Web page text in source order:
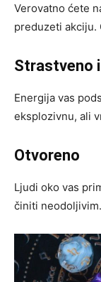
Verovatno ćete
preduzeti akciju.
Strastveno
Energija vas
eksplozivnu, ali
Otvoreno
Ljudi oko vas
činiti neodoljivim.